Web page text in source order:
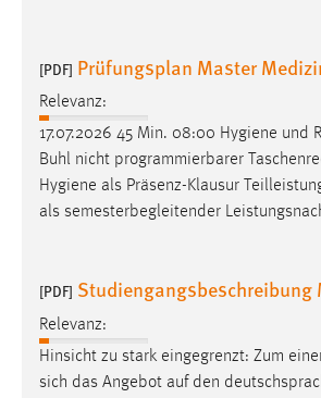
[PDF] Prüfungsplan Master
Relevanz:
17.07.2026 45 Min. 08:00 Hygiene und
Buhl nicht programmierbarer
Hygiene als Präsenz-Klausur
als semesterbegleitender
[PDF] Studiengangsbeschreibung
Relevanz:
Hinsicht zu stark eingegrenzt: Zum
sich das Angebot auf den